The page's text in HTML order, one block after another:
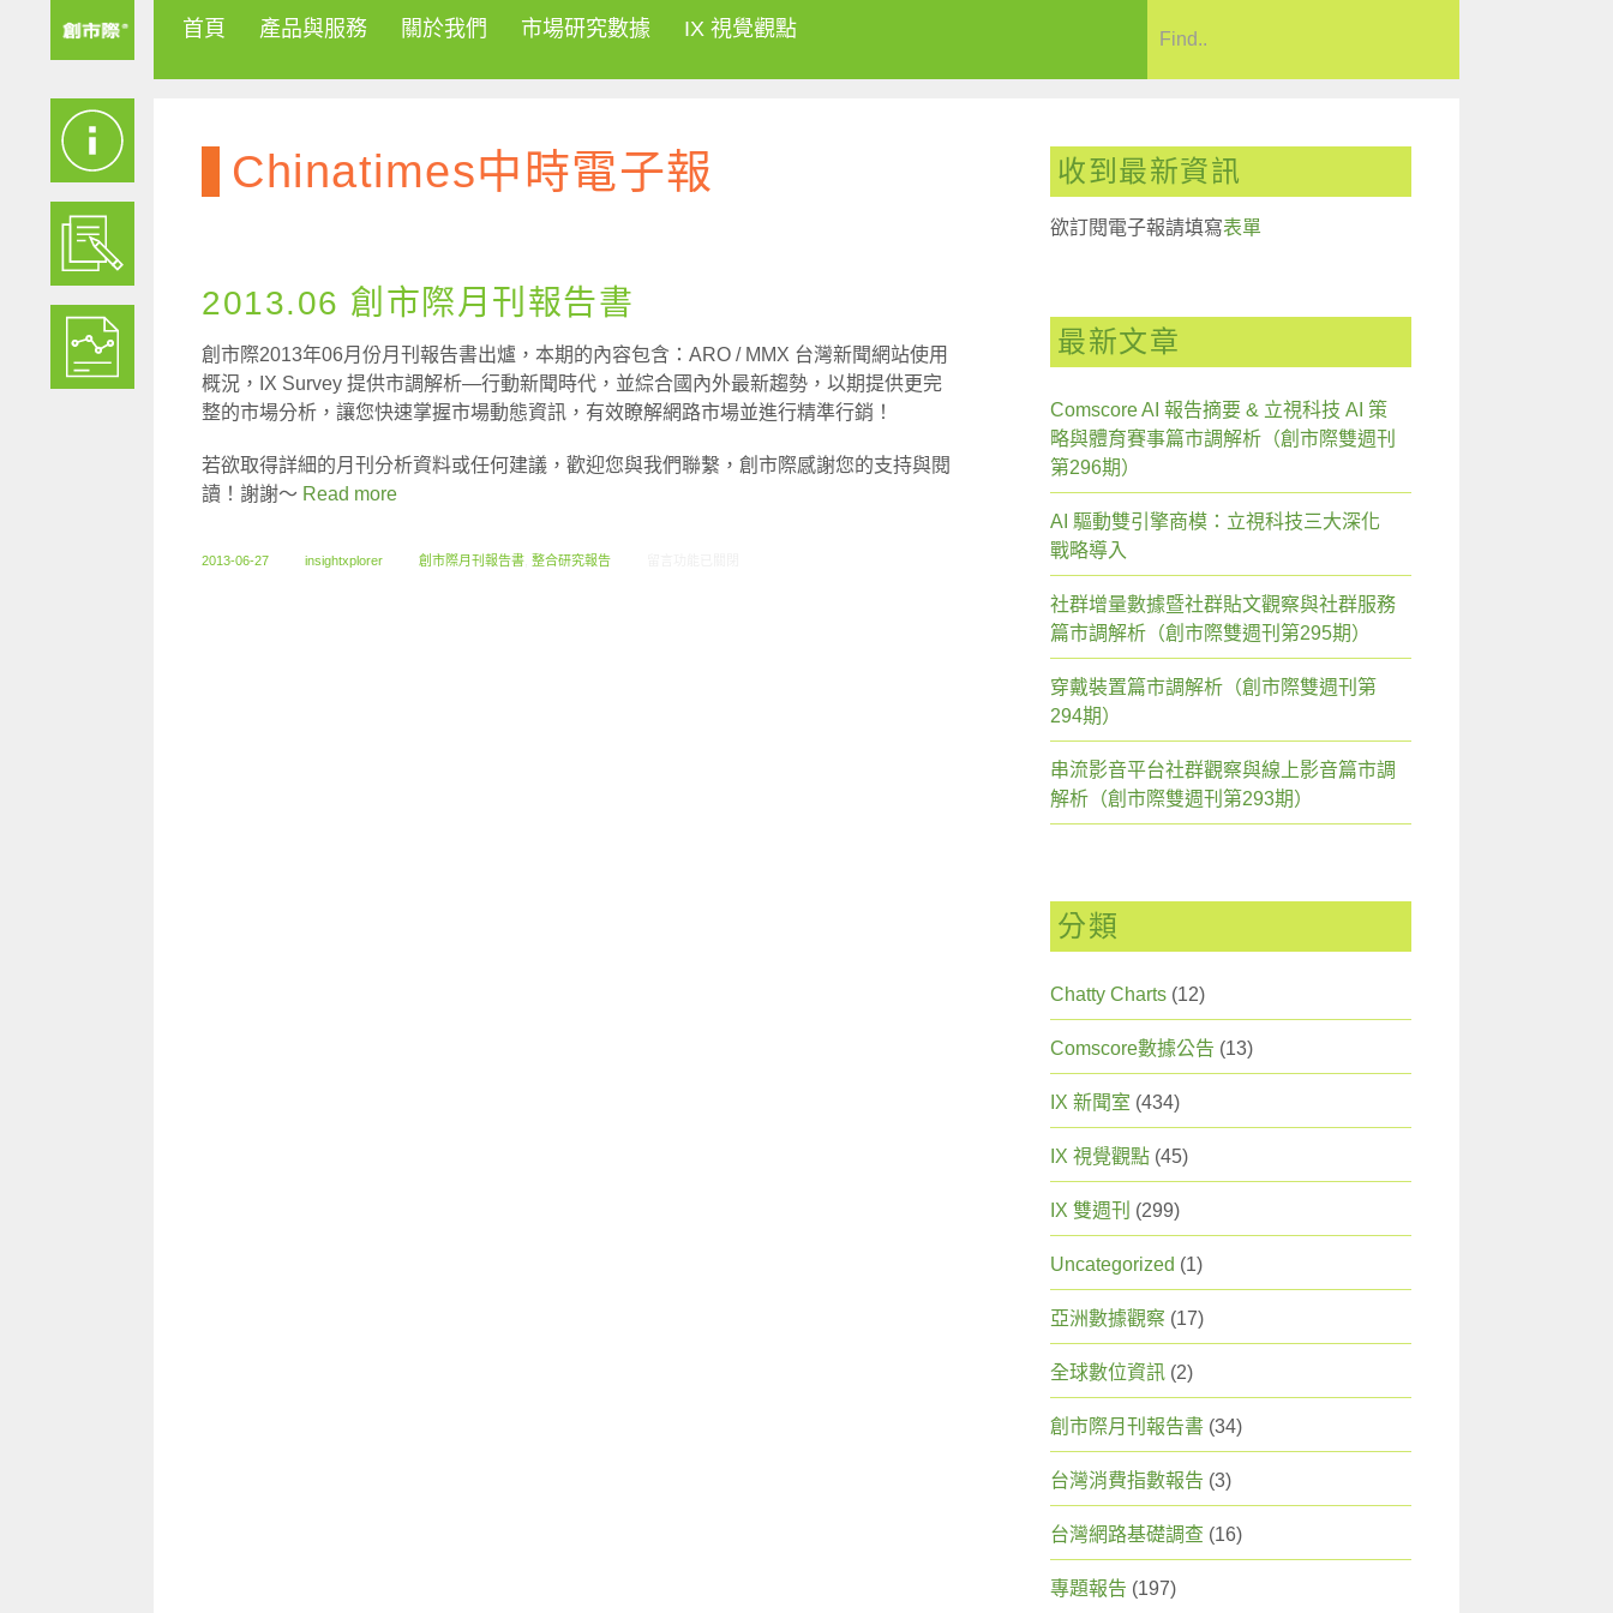
首頁 產品與服務 關於我們 市場研究數據 IX 視覺觀點
Chinatimes中時電子報
2013.06 創市際月刊報告書
創市際2013年06月份月刊報告書出爐，本期的內容包含：ARO / MMX 台灣新聞網站使用
概況，IX Survey 提供市調解析—行動新聞時代，並綜合國內外最新趨勢，以期提供更完
整的市場分析，讓您快速掌握市場動態資訊，有效瞭解網路市場並進行精準行銷！
若欲取得詳細的月刊分析資料或任何建議，歡迎您與我們聯繫，創市際感謝您的支持與閱
讀！謝謝～ Read more
2013-06-27 insightxplorer 創市際月刊報告書 整合研究報告
收到最新資訊
欲訂閱電子報請填寫表單
最新文章
Comscore AI 報告摘要 & 立視科技 AI 策
略與體育賽事篇市調解析（創市際雙週刊
第296期）
AI 驅動雙引擎商模：立視科技三大深化
戰略導入
社群增量數據暨社群貼文觀察與社群服務
篇市調解析（創市際雙週刊第295期）
穿戴裝置篇市調解析（創市際雙週刊第
294期）
串流影音平台社群觀察與線上影音篇市調
解析（創市際雙週刊第293期）
分類
Chatty Charts (12)
Comscore數據公告 (13)
IX 新聞室 (434)
IX 視覺觀點 (45)
IX 雙週刊 (299)
Uncategorized (1)
亞洲數據觀察 (17)
全球數位資訊 (2)
創市際月刊報告書 (34)
台灣消費指數報告 (3)
台灣網路基礎調查 (16)
專題報告 (197)